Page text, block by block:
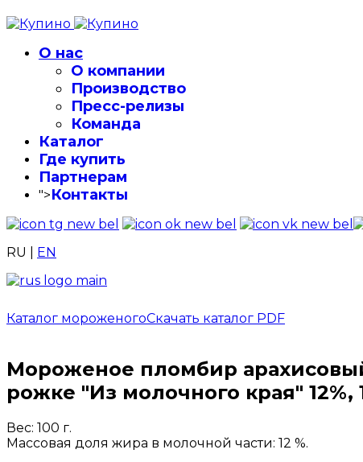
О нас
О компании
Производство
Пресс-релизы
Команда
Каталог
Где купить
Партнерам
">Контакты
RU EN
Каталог мороженогоСкачать каталог PDF
Мороженое пломбир
рожке "Из молочного края" 12%,
Вес: 100 г.
Массовая доля жира в молочной части: 12 %.